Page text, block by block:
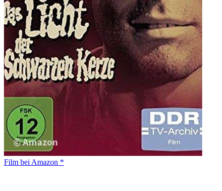
Film bei Amazon *